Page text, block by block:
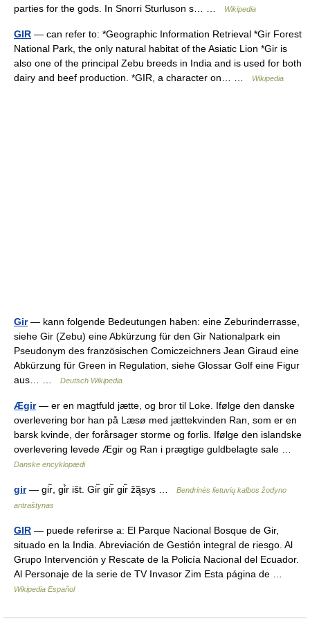
parties for the gods. In Snorri Sturluson s… …
Wikipedia
GIR — can refer to: *Geographic Information Retrieval *Gir Forest
National Park, the only natural habitat of the Asiatic Lion *Gir is
also one of the principal Zebu breeds in India and is used for both
dairy and beef production. *GIR, a character on… …
Wikipedia
Gir— kann folgende Bedeutungen haben: eine Zeburinderrasse,
siehe Gir (Zebu) eine Abkürzung für den Gir Nationalpark ein
Pseudonym des französischen Comiczeichners Jean Giraud eine
Abkürzung für Green in Regulation, siehe Glossar Golf eine Figur
aus… …
Deutsch Wikipedia
Ægir— er en magtfuld jætte, og bror til Loke. Ifølge den danske
overlevering bor han på Læsø med jættekvinden Ran, som er en
barsk kvinde, der forårsager storme og forlis. Ifølge den islandske
overlevering levede Ægir og Ran i prægtige guldbelagte sale …
Danske encyklopædi
gir— gir̃, gi̇̀r išt. Gir̃ gir̃ gir̃ žą̃sys …
Bendrinės lietuvių kalbos žodyno
antraštynas
GIR — puede referirse a: El Parque Nacional Bosque de Gir,
situado en la India. Abreviación de Gestión integral de riesgo. Al
Grupo Intervención y Rescate de la Policía Nacional del Ecuador.
Al Personaje de la serie de TV Invasor Zim Esta página de …
Wikipedia Español